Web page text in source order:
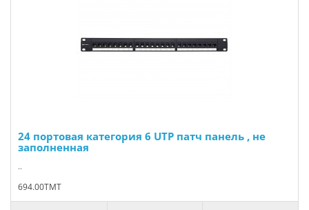
24 портовая категория 6 UTP патч панель , не
заполненная
..
694.00TMT